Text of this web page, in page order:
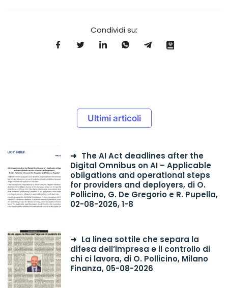
Condividi su:
Ultimi articoli
The AI Act deadlines after the
Digital Omnibus on AI – Applicable
obligations and operational steps
for providers and deployers, di O.
Pollicino, G. De Gregorio e R. Pupella,
02-08-2026, 1-8
La linea sottile che separa la
difesa dell’impresa e il controllo di
chi ci lavora, di O. Pollicino, Milano
Finanza, 05-08-2026